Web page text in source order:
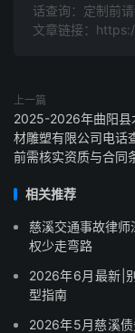
话查询：定制前
文章链接：
上一篇
2025-2026年曲阳县
材雕塑有限公司电话
前需核实资质与合同
相关推荐
慈溪交通事故律
权少走弯路
2026年6月最新|
型指南
2026年5月慈溪